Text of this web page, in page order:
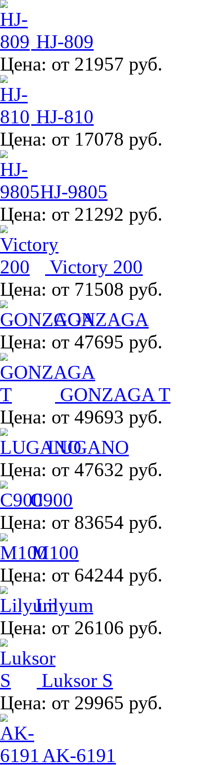
HJ-809
Цена: от 21957 руб.
HJ-810
Цена: от 17078 руб.
HJ-9805
Цена: от 21292 руб.
Victory 200
Цена: от 71508 руб.
GONZAGA
Цена: от 47695 руб.
GONZAGA T
Цена: от 49693 руб.
LUGANO
Цена: от 47632 руб.
C900
Цена: от 83654 руб.
M100
Цена: от 64244 руб.
Lilyum
Цена: от 26106 руб.
Luksor S
Цена: от 29965 руб.
AK-6191